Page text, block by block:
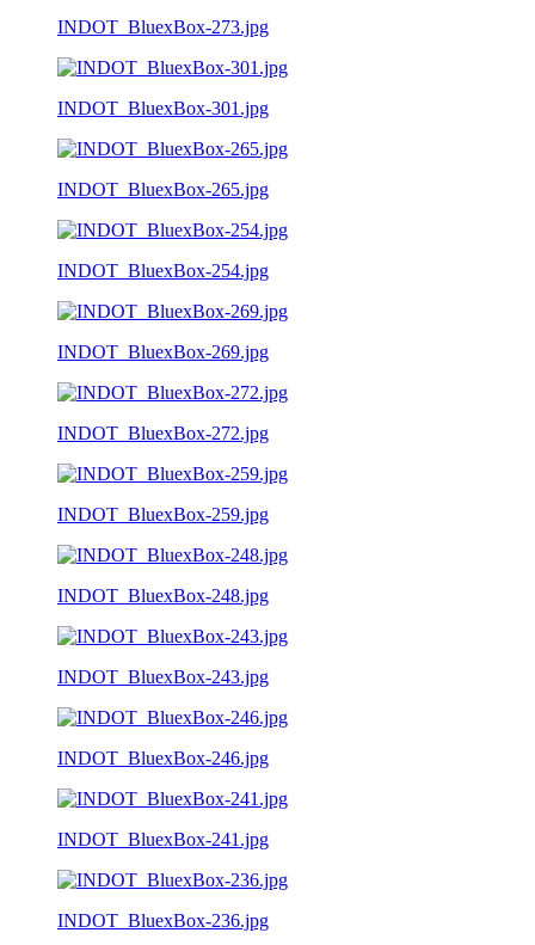
INDOT_BluexBox-273.jpg
INDOT_BluexBox-301.jpg
INDOT_BluexBox-265.jpg
INDOT_BluexBox-254.jpg
INDOT_BluexBox-269.jpg
INDOT_BluexBox-272.jpg
INDOT_BluexBox-259.jpg
INDOT_BluexBox-248.jpg
INDOT_BluexBox-243.jpg
INDOT_BluexBox-246.jpg
INDOT_BluexBox-241.jpg
INDOT_BluexBox-236.jpg